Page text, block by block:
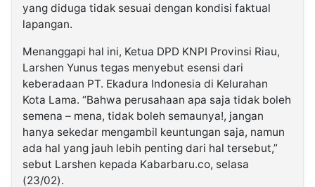
yang diduga tidak sesuai dengan kondisi faktual
lapangan.
Menanggapi hal ini, Ketua DPD KNPI Provinsi Riau,
Larshen Yunus tegas menyebut esensi dari
keberadaan PT. Ekadura Indonesia di Kelurahan
Kota Lama. “Bahwa perusahaan apa saja tidak boleh
semena – mena, tidak boleh semaunya!, jangan
hanya sekedar mengambil keuntungan saja, namun
ada hal yang jauh lebih penting dari hal tersebut,”
sebut Larshen kepada Kabarbaru.co, selasa
(23/02).